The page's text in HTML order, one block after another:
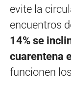
evite la
encuentros
14% se
cuarentena
funcionen